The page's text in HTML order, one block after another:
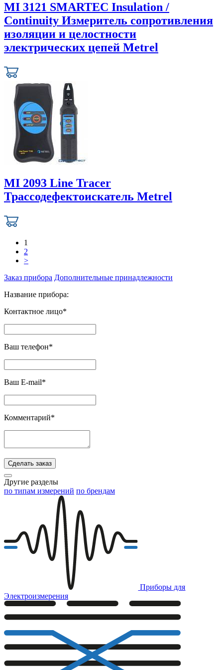
MI 3121 SMARTEC Insulation /
Continuity Измеритель сопротивления
изоляции и целостности
электрических цепей Metrel
MI 2093 Line Tracer
Трассодефектоискатель Metrel
1
2
>
Заказ прибора Дополнительные принадлежности
Название прибора:
Контактное лицо*
Ваш телефон*
Ваш E-mail*
Комментарий*
Сделать заказ
Другие разделы
по типам измерений по брендам
Приборы для
Электроизмерения